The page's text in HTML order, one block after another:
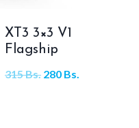
XT3 3×3 V1
Flagship
315Bs. El
280 Bs.